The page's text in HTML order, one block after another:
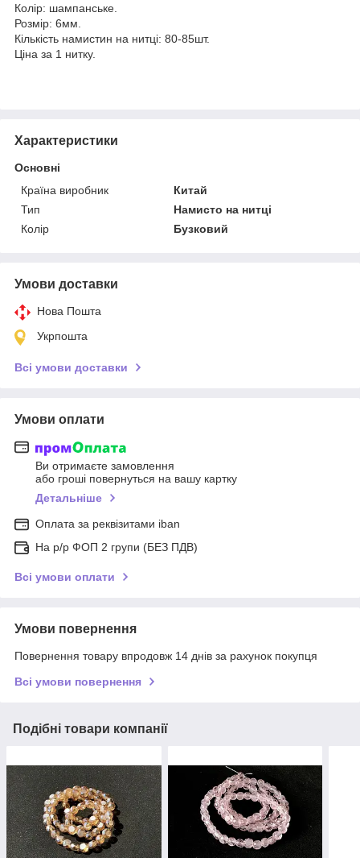
Колір: шампанське.
Розмір: 6мм.
Кількість намистин на нитці: 80-85шт.
Ціна за 1 нитку.
Характеристики
Основні
Країна виробник
Китай
Тип
Намисто на нитці
Колір
Бузковий
Умови доставки
Нова Пошта
Укрпошта
Всі умови доставки
Умови оплати
Ви отримаєте замовлення
або гроші повернуться на вашу картку
Детальніше
Оплата за реквізитами iban
На р/р ФОП 2 групи (БЕЗ ПДВ)
Всі умови оплати
Умови повернення
Повернення товару впродовж 14 днів за рахунок покупця
Всі умови повернення
Подібні товари компанії